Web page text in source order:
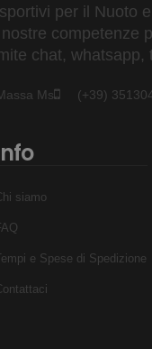
per il Nuoto
competenze
chat,
Ms (+39)
siamo
e Spese di Spedizione